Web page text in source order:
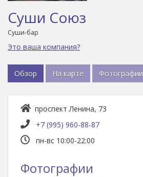
Суши Союз
Суши-бар
Это ваша компания?
Обзор На карте Фотографии
проспект Ленина, 73
+7 (995) 960-88-87
пн-вс 10:00-22:00
Фотографии